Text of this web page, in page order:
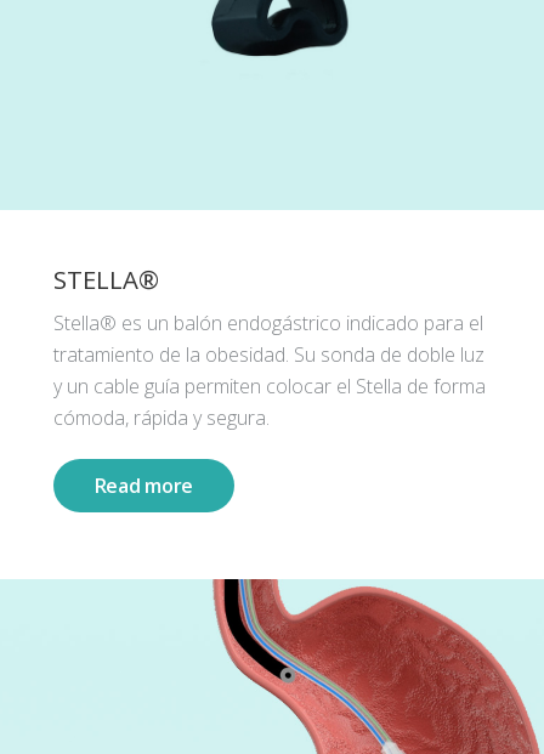
STELLA®
Stella® es un balón endogástrico indicado para el
tratamiento de la obesidad. Su sonda de doble luz
y un cable guía permiten colocar el Stella de forma
cómoda, rápida y segura.
Read more